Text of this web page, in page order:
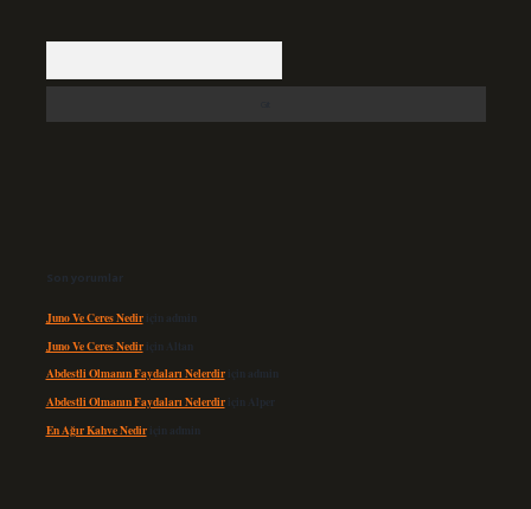
Son yorumlar
Juno Ve Ceres Nediriçin admin
Juno Ve Ceres Nediriçin Altan
Abdestli Olmanın Faydaları Nelerdiriçin admin
Abdestli Olmanın Faydaları Nelerdiriçin Alper
En Ağır Kahve Nediriçin admin